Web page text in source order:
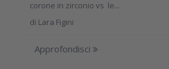
corone in zirconio vs le...
di Lara Figini
Approfondisci